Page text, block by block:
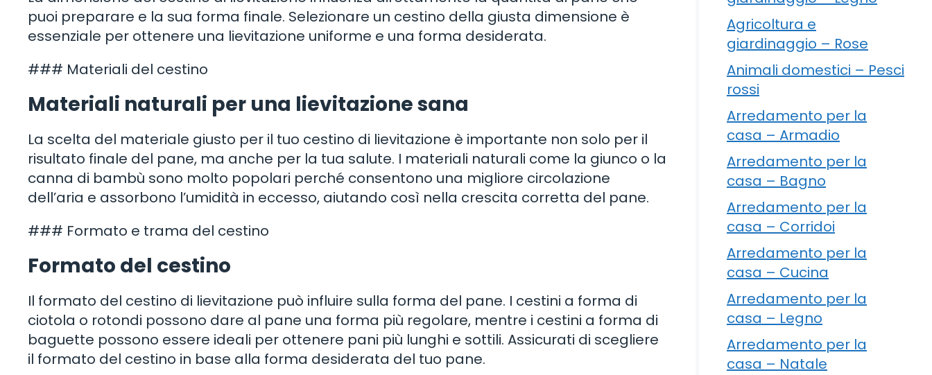
puoi preparare e la sua forma finale. Selezionare un cestino della giusta dimensione è
essenziale per ottenere una lievitazione uniforme e una forma desiderata.
### Materiali del cestino
Materiali naturali per una lievitazione sana
La scelta del materiale giusto per il tuo cestino di lievitazione è importante non solo per il
risultato finale del pane, ma anche per la tua salute. I materiali naturali come la giunco o la
canna di bambù sono molto popolari perché consentono una migliore circolazione
dell’aria e assorbono l’umidità in eccesso, aiutando così nella crescita corretta del pane.
### Formato e trama del cestino
Formato del cestino
Il formato del cestino di lievitazione può influire sulla forma del pane. I cestini a forma di
ciotola o rotondi possono dare al pane una forma più regolare, mentre i cestini a forma di
baguette possono essere ideali per ottenere pani più lunghi e sottili. Assicurati di scegliere
il formato del cestino in base alla forma desiderata del tuo pane.
Agricoltura e
giardinaggio – Rose
Animali domestici – Pesci
rossi
Arredamento per la
casa – Armadio
Arredamento per la
casa – Bagno
Arredamento per la
casa – Corridoi
Arredamento per la
casa – Cucina
Arredamento per la
casa – Legno
Arredamento per la
casa – Natale